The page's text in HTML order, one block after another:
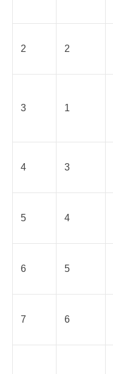
2 2
3 1
4 3
5 4
6 5
7 6